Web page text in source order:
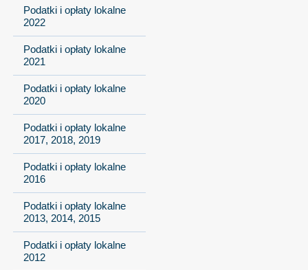
Podatki i opłaty lokalne
2022
Podatki i opłaty lokalne
2021
Podatki i opłaty lokalne
2020
Podatki i opłaty lokalne
2017, 2018, 2019
Podatki i opłaty lokalne
2016
Podatki i opłaty lokalne
2013, 2014, 2015
Podatki i opłaty lokalne
2012